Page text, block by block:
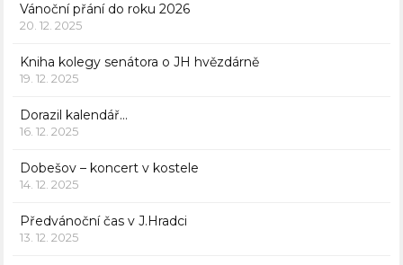
Vánoční přání do roku 2026
20. 12. 2025
Kniha kolegy senátora o JH hvězdárně
19. 12. 2025
Dorazil kalendář…
16. 12. 2025
Dobešov – koncert v kostele
14. 12. 2025
Předvánoční čas v J.Hradci
13. 12. 2025